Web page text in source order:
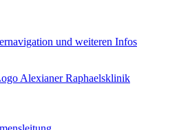
und weiteren Infos